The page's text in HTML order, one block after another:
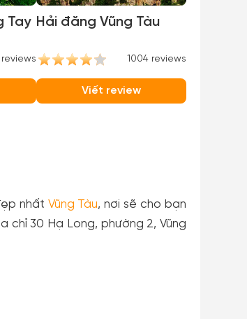
Tay
reviews
Hải đăng Vũng Tàu
1004 reviews
Viết review
nhất Vũng Tàu, nơi sẽ cho bạn
chỉ 30 Hạ Long, phường 2, Vũng